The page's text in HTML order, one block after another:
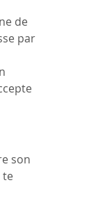
de
par
son
te